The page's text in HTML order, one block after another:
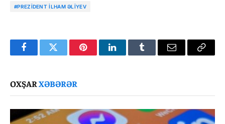
#PREZIDENT İLHAM ƏLIYEV
FacebookTwitter PinterestLinkedInTumblr Email
Copy
OXŞARXƏBƏRƏR